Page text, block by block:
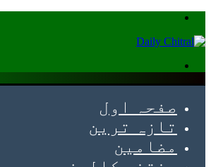
صفحہ اول
تازہ ترین
مضامین